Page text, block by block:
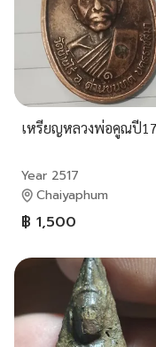
เหรียญหลวงพ่อคูณปี17
Year 2517
Chaiyaphum
฿ 1,500